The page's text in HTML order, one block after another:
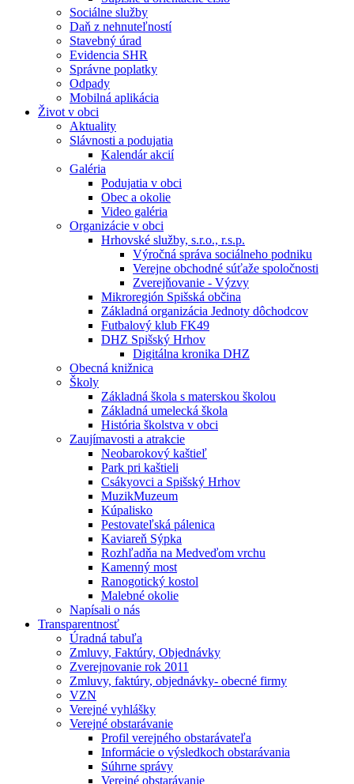
Sociálne služby
Daň z nehnuteľností
Stavebný úrad
Evidencia SHR
Správne poplatky
Odpady
Mobilná aplikácia
Život v obci
Aktuality
Slávnosti a podujatia
Kalendár akcií
Galéria
Podujatia v obci
Obec a okolie
Video galéria
Organizácie v obci
Hrhovské služby, s.r.o., r.s.p.
Výročná správa sociálneho podniku
Verejne obchodné súťaže spoločnosti
Zverejňovanie - Výzvy
Mikroregión Spišská občina
Základná organizácia Jednoty dôchodcov
Futbalový klub FK49
DHZ Spišský Hrhov
Digitálna kronika DHZ
Obecná knižnica
Školy
Základná škola s materskou školou
Základná umelecká škola
História školstva v obci
Zaujímavosti a atrakcie
Neobarokový kaštieľ
Park pri kaštieli
Csákyovci a Spišský Hrhov
MuzikMuzeum
Kúpalisko
Pestovateľská pálenica
Kaviareň Sýpka
Rozhľadňa na Medveďom vrchu
Kamenný most
Ranogotický kostol
Malebné okolie
Napísali o nás
Transparentnosť
Úradná tabuľa
Zmluvy, Faktúry, Objednávky
Zverejnovanie rok 2011
Zmluvy, faktúry, objednávky- obecné firmy
VZN
Verejné vyhlášky
Verejné obstarávanie
Profil verejného obstarávateľa
Informácie o výsledkoch obstarávania
Súhrne správy
Verejné obstarávanie